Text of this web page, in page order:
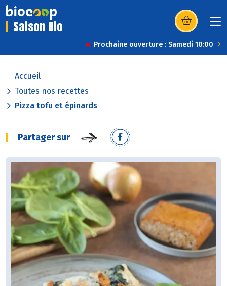
Saison Bio (s’ouvre dans
Prochaine ouverture : Samedi 10:00
Accueil
Toutes nos recettes
Pizza tofu et épinards
Partager sur